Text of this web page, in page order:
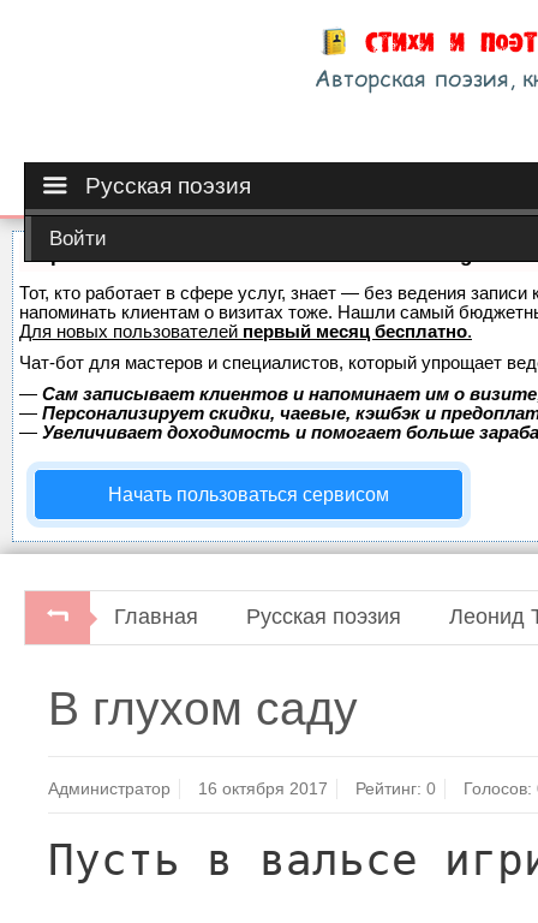
Русская поэзия
Войти
Тот, кто работает в сфере услуг, знает — без ведения
напоминать клиентам о визитах тоже. Нашли самый
Для новых пользователей первый месяц бесплатно.
Чат-бот для мастеров и специалистов, который упрощает
— Сам записывает клиентов и напоминает им о
— Персонализирует скидки, чаевые, кэшбэк и
— Увеличивает доходимость и помогает больше
Начать пользоваться сервисом
Главная Русская поэзия Леонид
В глухом саду
Администратор 16 октября 2017 Рейтинг:0 Голосов:
Пусть в вальсе